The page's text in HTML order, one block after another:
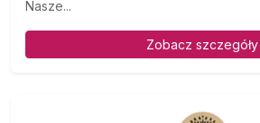
Nasze...
Zobacz szczegóły